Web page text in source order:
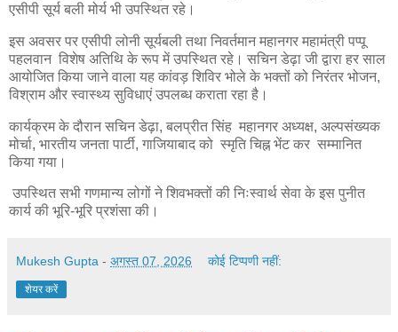
एसीपी सूर्य बली मोर्य भी उपस्थित रहे।
इस अवसर पर एसीपी लोनी सूर्यबली तथा निवर्तमान महानगर महामंत्री पप्पू
पहलवान विशेष अतिथि के रूप में उपस्थित रहे। सचिन डेढ़ा जी द्वारा हर साल
आयोजित किया जाने वाला यह कांवड़ शिविर भोले के भक्तों को निरंतर भोजन,
विश्राम और स्वास्थ्य सुविधाएं उपलब्ध कराता रहा है।
कार्यक्रम के दौरान सचिन डेढ़ा, बलप्रीत सिंह महानगर अध्यक्ष, अल्पसंख्यक
मोर्चा, भारतीय जनता पार्टी, गाजियाबाद को स्मृति चिह्न भेंट कर सम्मानित
किया गया।
उपस्थित सभी गणमान्य लोगों ने शिवभक्तों की निःस्वार्थ सेवा के इस पुनीत
कार्य की भूरि-भूरि प्रशंसा की।
Mukesh Gupta - अगस्त 07, 2026 कोई टिप्पणी नहीं:
शेयर करें